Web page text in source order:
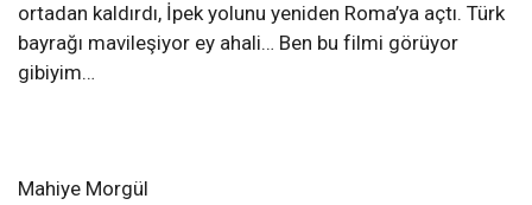
ortadan kaldırdı, İpek yolunu yeniden Roma’ya açtı. Türk
bayrağı mavileşiyor ey ahali… Ben bu filmi görüyor
gibiyim…
Mahiye Morgül